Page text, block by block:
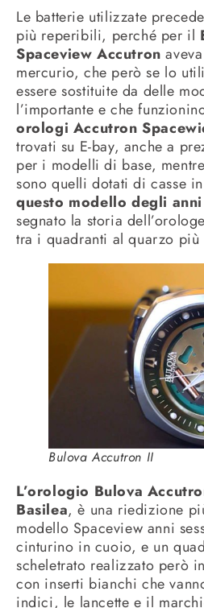
Le batterie utilizzate
più reperibili, perché per il
Spaceview Accutron
mercurio, che però se lo
essere sostituite da delle
l’importante e che
orologi Accutron
trovati su E-bay, anche a
per i modelli di base,
sono quelli dotati di casse
questo modello degli anni
segnato la storia
tra i quadranti al quarzo
Bulova Accutron II
L’orologio Bulova
Basilea, è una riedizione
modello Spaceview anni
cinturino in cuoio, e un
scheletrato realizzato però
con inserti bianchi che
indici, le lancette e il